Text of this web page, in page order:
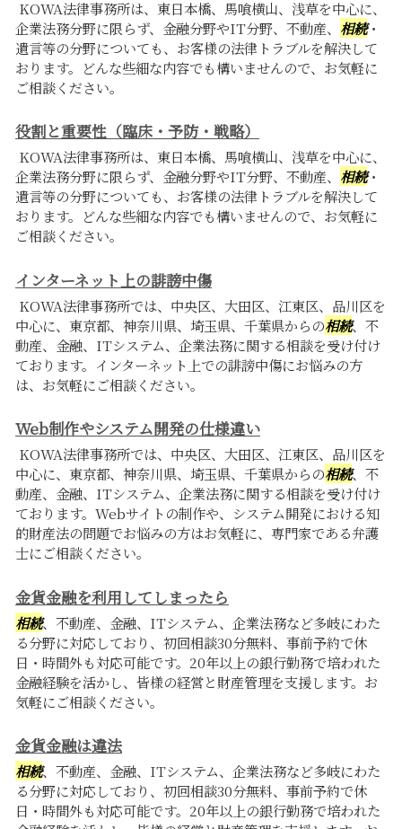
KOWA法律事務所は、東日本橋、馬喰横山、浅草を中心に、
企業法務分野に限らず、金融分野やIT分野、不動産、 相続・
遺言等の分野についても、お客様の法律トラブルを解決して
おります。どんな些細な内容でも構いませんので、お気軽に
ご相談ください。
役割と重要性（臨床・予防・戦略）
KOWA法律事務所は、東日本橋、馬喰横山、浅草を中心に、
企業法務分野に限らず、金融分野やIT分野、不動産、 相続・
遺言等の分野についても、お客様の法律トラブルを解決して
おります。どんな些細な内容でも構いませんので、お気軽に
ご相談ください。
インターネット上の誹謗中傷
KOWA法律事務所では、中央区、大田区、江東区、品川区を
中心に、東京都、神奈川県、埼玉県、千葉県からの相続、不
動産、金融、ITシステム、企業法務に関する相談を受け付け
ております。インターネット上での誹謗中傷にお悩みの方
は、お気軽にご相談ください。
Web制作やシステム開発の仕様違い
KOWA法律事務所では、中央区、大田区、江東区、品川区を
中心に、東京都、神奈川県、埼玉県、千葉県からの相続、不
動産、金融、ITシステム、企業法務に関する相談を受け付け
ております。Webサイトの制作や、システム開発における知
的財産法の問題でお悩みの方はお気軽に、専門家である弁護
士にご相談ください。
金貨金融を利用してしまったら
相続、不動産、金融、ITシステム、企業法務など多岐にわた
る分野に対応しており、初回相談30分無料、事前予約で休
日・時間外も対応可能です。20年以上の銀行勤務で培われた
金融経験を活かし、皆様の経営と財産管理を支援します。お
気軽にご相談ください。
金貨金融は違法
相続、不動産、金融、ITシステム、企業法務など多岐にわた
る分野に対応しており、初回相談30分無料、事前予約で休
日・時間外も対応可能です。20年以上の銀行勤務で培われた